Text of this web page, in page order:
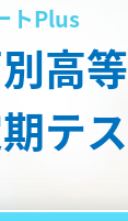
トPlus
高
テ